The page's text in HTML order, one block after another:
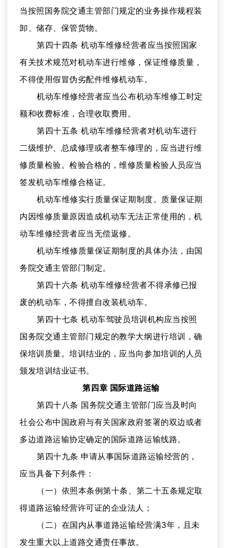
当按照国务院交通主管部门规定的业务操作规程装
卸、储存、保管货物。
第四十四条 机动车维修经营者应当按照国家
有关技术规范对机动车进行维修，保证维修质量，
不得使用假冒伪劣配件维修机动车。
机动车维修经营者应当公布机动车维修工时定
额和收费标准，合理收取费用。
第四十五条 机动车维修经营者对机动车进行
二级维护、总成修理或者整车修理的，应当进行维
修质量检验。检验合格的，维修质量检验人员应当
签发机动车维修合格证。
机动车维修实行质量保证期制度。质量保证期
内因维修质量原因造成机动车无法正常使用的，机
动车维修经营者应当无偿返修。
机动车维修质量保证期制度的具体办法，由国
务院交通主管部门制定。
第四十六条 机动车维修经营者不得承修已报
废的机动车，不得擅自改装机动车。
第四十七条 机动车驾驶员培训机构应当按照
国务院交通主管部门规定的教学大纲进行培训，确
保培训质量。培训结业的，应当向参加培训的人员
颁发培训结业证书。
第四章 国际道路运输
第四十八条 国务院交通主管部门应当及时向
社会公布中国政府与有关国家政府签署的双边或者
多边道路运输协定确定的国际道路运输线路。
第四十九条 申请从事国际道路运输经营的，
应当具备下列条件：
（一）依照本条例第十条、第二十五条规定取
得道路运输经营许可证的企业法人；
（二）在国内从事道路运输经营满3年，且未
发生重大以上道路交通责任事故。